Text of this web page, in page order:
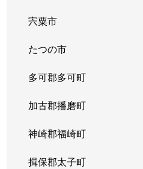
宍粟市
たつの市
多可郡多可町
加古郡播磨町
神崎郡福崎町
揖保郡太子町